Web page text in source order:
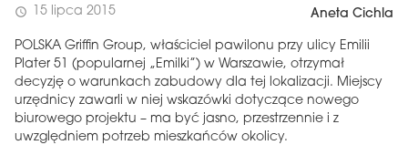
schedule 15 lipca 2015 Aneta Cichla
POLSKA Griffin Group, właściciel pawilonu przy ulicy Emilii
Plater 51 (popularnej „Emilki”) w Warszawie, otrzymał
decyzję o warunkach zabudowy dla tej lokalizacji. Miejscy
urzędnicy zawarli w niej wskazówki dotyczące nowego
biurowego projektu – ma być jasno, przestrzennie i z
uwzględniem potrzeb mieszkańców okolicy.